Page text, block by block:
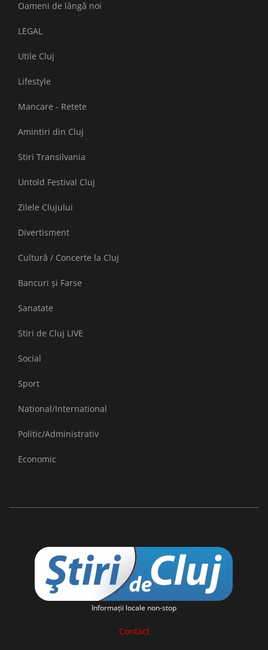
Oameni de lângă noi
LEGAL
Utile Cluj
Lifestyle
Mancare - Retete
Amintiri din Cluj
Stiri Transilvania
Untold Festival Cluj
Zilele Clujului
Divertisment
Cultură / Concerte la Cluj
Bancuri și Farse
Sanatate
Stiri de Cluj LIVE
Social
Sport
National/International
Politic/Administrativ
Economic
Informaţii locale non-stop
Contact